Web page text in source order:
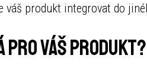
váš produkt integrovat do
pro váš produkt?